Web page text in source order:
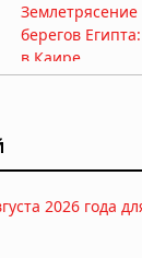
Землетрясение
берегов
в Каире
Восточной Азии
01.08.2026 в 15:17
2026 года